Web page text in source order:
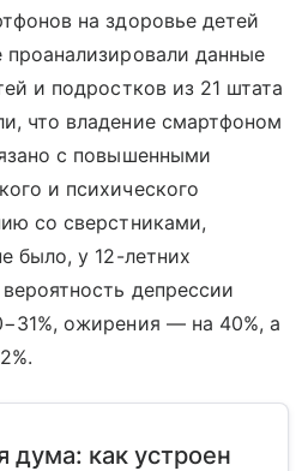
на здоровье детей
данные
и подростков из 21 штата
что владение смартфоном
с повышенными
и психического
со сверстниками,
было, у 12-летних
депрессии
ожирения — на 40%, а
дума: как устроен